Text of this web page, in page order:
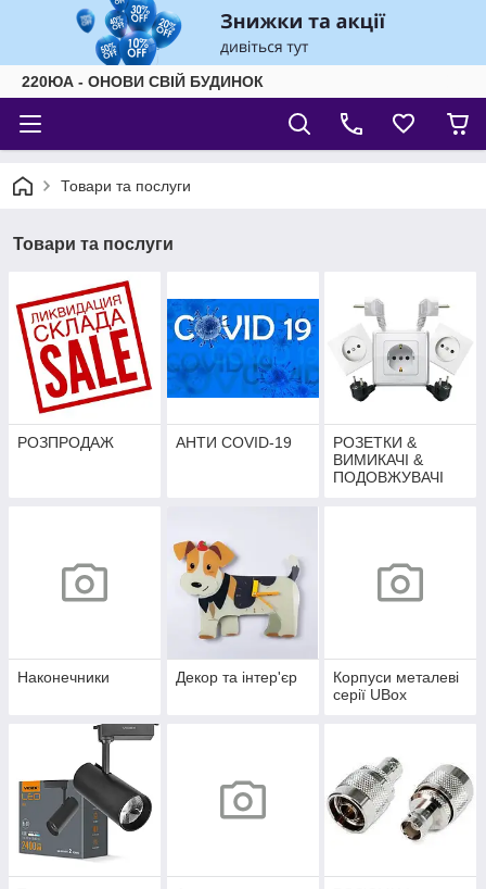
220ЮА - ОНОВИ СВІЙ БУДИНОК
Товари та послуги
Товари та послуги
РОЗПРОДАЖ АНТИ COVID-19
РОЗЕТКИ &
ВИМИКАЧІ &
ПОДОВЖУВАЧІ
Наконечники Декор та інтер'єр
Корпуси металеві
серії UBox